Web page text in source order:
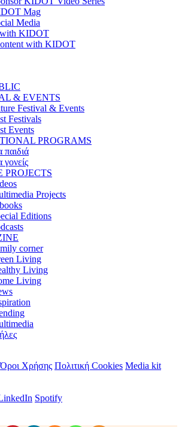
Mag
Media
with KIDOT
with KIDOT
& EVENTS
Festival & Events
Festivals
Events
PROGRAMS
παιδιά
γονείς
PROJECTS
Projects
Editions
corner
Living
Living
Living
Όροι Χρήσης Πολιτική Cookies Media kit
Spotify